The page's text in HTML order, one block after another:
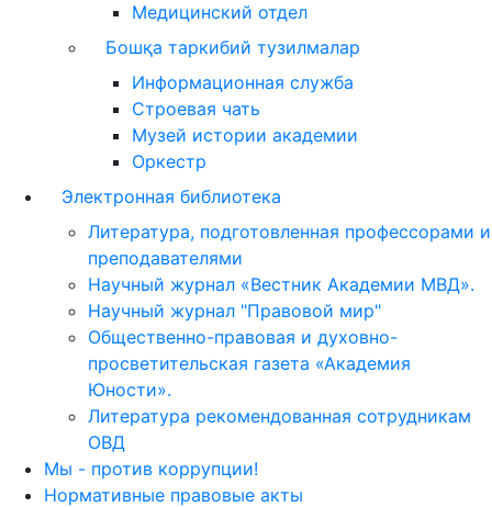
Медицинский отдел
Бошқа таркибий тузилмалар
Информационная служба
Строевая чать
Музей истории академии
Оркестр
Электронная библиотека
Литература, подготовленная профессорами и
преподавателями
Научный журнал «Вестник Академии МВД».
Научный журнал "Правовой мир"
Общественно-правовая и духовно-
просветительская газета «Академия
Юности».
Литература рекомендованная сотрудникам
ОВД
Мы - против коррупции!
Нормативные правовые акты